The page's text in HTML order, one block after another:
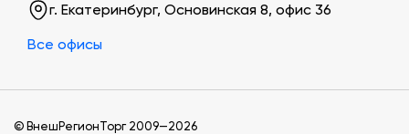
г. Екатеринбург, Основинская 8, офис 36
Все офисы
© ВнешРегионТорг 2009—2026